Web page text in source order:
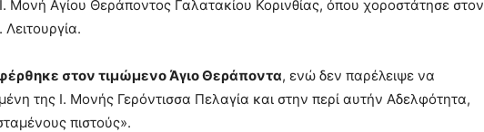
Μονή Αγίου Θεράποντος Γαλατακίου Κορινθίας, όπου χοροστάτησε στον
στον τιμώμενο Άγιο Θεράποντα, ενώ δεν παρέλειψε να
της Ι. Μονής Γερόντισσα Πελαγία και στην περί αυτήν Αδελφότητα,
πιστούς».